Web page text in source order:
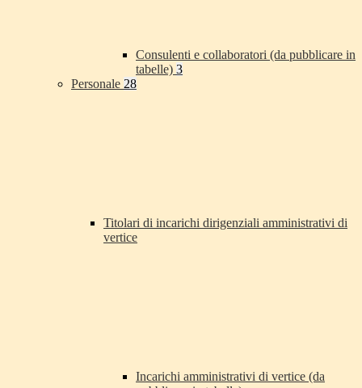
Consulenti e collaboratori (da pubblicare in
tabelle) 3
Personale 28
Titolari di incarichi dirigenziali amministrativi di
vertice
Incarichi amministrativi di vertice (da